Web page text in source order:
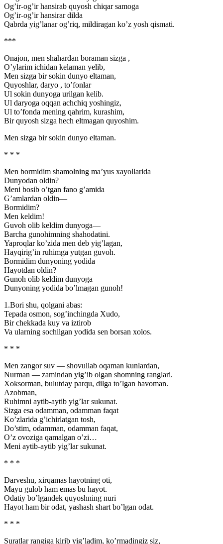
Og’ir-og’ir hansirab quyosh chiqar samoga
Og’ir-og’ir hansirar dilda
Qabrda yig’lanar og’riq, mildiragan ko’z yosh qismati.
***
Onajon, men shahardan boraman sizga ,
O’ylarim ichidan kelaman yelib,
Men sizga bir sokin dunyo eltaman,
Quyoshlar, daryo , to’fonlar
Ul sokin dunyoga urilgan kelib.
Ul daryoga oqqan achchiq yoshingiz,
Ul to’fonda mening qahrim, kurashim,
Bir quyosh sizga hech eltmagan quyoshim.
Men sizga bir sokin dunyo eltaman.
* * *
Men bormidim shamolning ma’yus xayollarida
Dunyodan oldin?
Meni bosib o’tgan fano g’amida
G’amlardan oldin—
Bormidim?
Men keldim!
Guvoh olib keldim dunyoga—
Barcha gunohimning shahodatini.
Yaproqlar ko’zida men deb yig’lagan,
Hayqirig’in ruhimga yutgan guvoh.
Bormidim dunyoning yodida
Hayotdan oldin?
Gunoh olib keldim dunyoga
Dunyoning yodida bo’lmagan gunoh!
1.Bori shu, qolgani abas:
Tepada osmon, sog’inchingda Xudo,
Bir chekkada kuy va iztirob
Va ularning sochilgan yodida sen borsan xolos.
* * *
Men zangor suv — shovullab oqaman kunlardan,
Nurman — zamindan yig’ib olgan shomning ranglari.
Xoksorman, bulutday parqu, dilga to’lgan havoman.
Azobman,
Ruhimni aytib-aytib yig’lar sukunat.
Sizga esa odamman, odamman faqat
Ko’zlarida g’ichirlatgan tosh,
Do’stim, odamman, odamman faqat,
O’z ovoziga qamalgan o’zi…
Meni aytib-aytib yig’lar sukunat.
* * *
Darveshu, xirqamas hayotning oti,
Mayu gulob ham emas bu hayot.
Odatiy bo’lgandek quyoshning nuri
Hayot ham bir odat, yashash shart bo’lgan odat.
* * *
Suratlar rangiga kirib yig’ladim, ko’rmadingiz siz,